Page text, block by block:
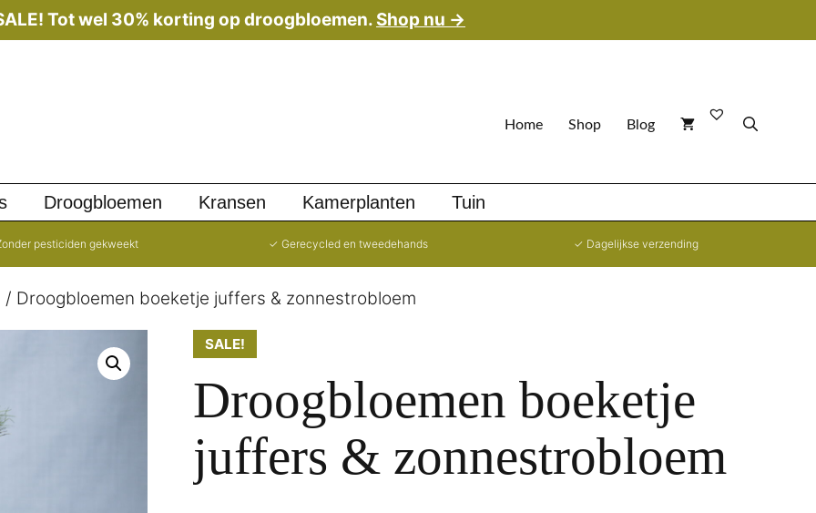
Tot wel 30% korting op droogbloemen. Shop nu →
Home Shop Blog
Droogbloemen Kransen Kamerplanten Tuin
pesticiden gekweekt ✓ Gerecycled en tweedehands ✓ Dagelijkse verzending
/ Droogbloemen boeketje juffers & zonnestrobloem
SALE!
Droogbloemen boeketje
juffers & zonnestrobloem